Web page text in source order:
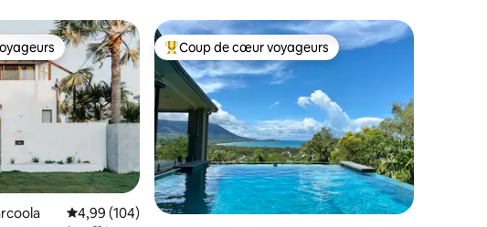
les plus appréciés
Évaluation moyenne sur la base de 104 commentaires : 4,99 sur 5
4,99 (104)
Coups de cœur voyageurs les plus appréciés
Coup de cœur voyageurs